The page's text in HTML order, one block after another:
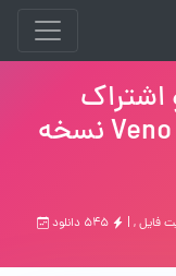
گذاری فایل Veno File Manager نسخه
فایل, |